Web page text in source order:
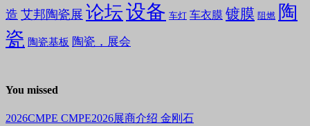
造 艾邦陶瓷展 论坛设备 车灯 车衣膜 镀膜 阻燃 陶
瓷 陶瓷基板 陶瓷，展会
You missed
2026CMPE CMPE2026展商介绍 金刚石